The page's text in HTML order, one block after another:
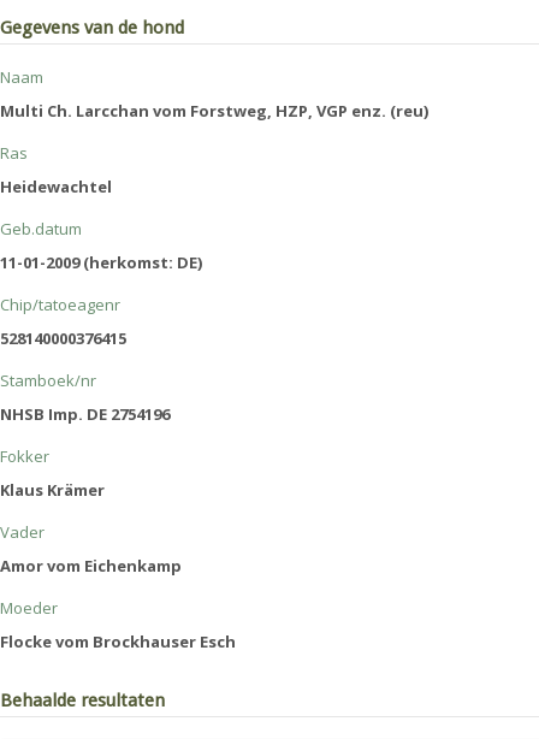
Gegevens van de hond
Naam
Multi Ch. Larcchan vom Forstweg, HZP, VGP enz. (reu)
Ras
Heidewachtel
Geb.datum
11-01-2009 (herkomst: DE)
Chip/tatoeagenr
528140000376415
Stamboek/nr
NHSB Imp. DE 2754196
Fokker
Klaus Krämer
Vader
Amor vom Eichenkamp
Moeder
Flocke vom Brockhauser Esch
Behaalde resultaten